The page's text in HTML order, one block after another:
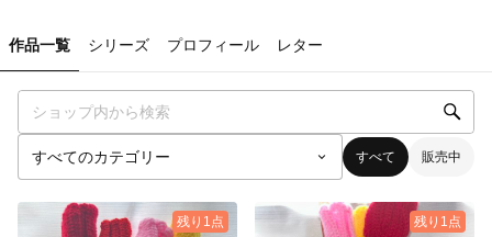
作品一覧 シリーズ プロフィール レター
すべて 販売中
残り1点 残り1点